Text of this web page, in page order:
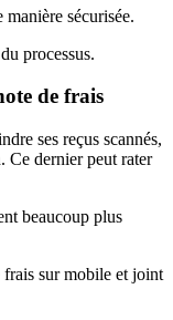
sécurisée.
processus.
de frais
ses reçus scannés,
Ce dernier peut rater
beaucoup plus
sur mobile et joint